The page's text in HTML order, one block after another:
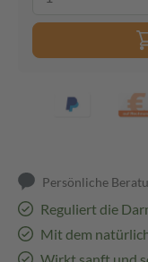
Persönliche
Reguliert die
Mit dem
Wirkt sanft und